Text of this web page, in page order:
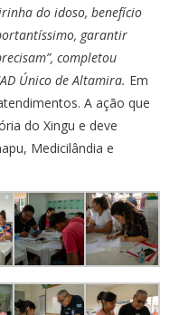
do idoso, benefício
garantir
completou
Único de Altamira. Em
A ação que
do Xingu e deve
Medicilândia e